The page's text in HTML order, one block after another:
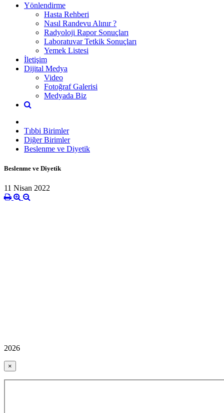
Yönlendirme
Hasta Rehberi
Nasıl Randevu Alınır ?
Radyoloji Rapor Sonuçları
Laboratuvar Tetkik Sonuçları
Yemek Listesi
İletişim
Dijital Medya
Video
Fotoğraf Galerisi
Medyada Biz
Tıbbi Birimler
Diğer Birimler
Beslenme ve Diyetik
Beslenme ve Diyetik
11 Nisan 2022
2026
×